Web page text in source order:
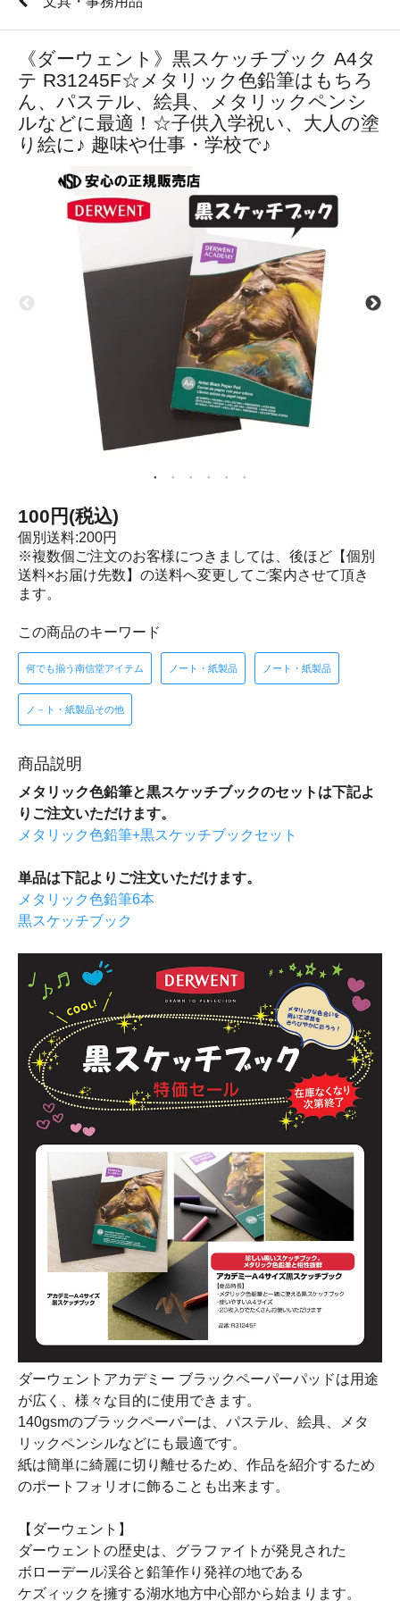
《ダーウェント》黒スケッチブック A4タ
テ R31245F☆メタリック色鉛筆はもちろ
ん、パステル、絵具、メタリックペンシ
ルなどに最適！☆子供入学祝い、大人の塗
り絵に♪ 趣味や仕事・学校で♪
100円(税込)
個別送料:200円
※複数個ご注文のお客様につきましては、後ほど【個別
送料×お届け先数】の送料へ変更してご案内させて頂き
ます。
この商品のキーワード
何でも揃う南信堂アイテム ノート・紙製品 ノート・紙製品
ノ－ト・紙製品その他
商品説明
メタリック色鉛筆と黒スケッチブックのセットは下記よ
りご注文いただけます。
メタリック色鉛筆+黒スケッチブックセット
単品は下記よりご注文いただけます。
メタリック色鉛筆6本
黒スケッチブック
ダーウェントアカデミー ブラックペーパーパッドは用途
が広く、様々な目的に使用できます。
140gsmのブラックペーパーは、パステル、絵具、メタ
リックペンシルなどにも最適です。
紙は簡単に綺麗に切り離せるため、作品を紹介するため
のポートフォリオに飾ることも出来ます。
【ダーウェント】
ダーウェントの歴史は、グラファイトが発見された
ボローデール渓谷と鉛筆作り発祥の地である
ケズィックを擁する湖水地方中心部から始まります。